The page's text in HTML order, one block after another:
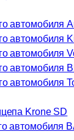
автомобиля
автомобиля
автомобиля
автомобиля
автомобиля
Krone SD
автомобиля